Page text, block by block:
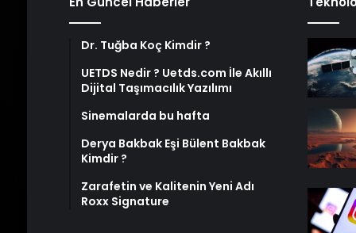
Dr. Tuğba Koç Kimdir ?
UETDS Nedir ? Uetds.com İle Akıllı
Dijital Taşımacılık Yazılımı
Sinemalarda bu hafta
Derya Bakbak Eşi Bülent Bakbak
Kimdir ?
Zarafetin ve Kalitenin Yeni Adı
Roxx Signature